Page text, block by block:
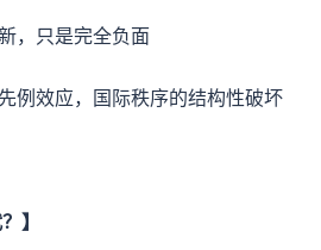
，只是完全负面
例效应，国际秩序的结构性破坏
】